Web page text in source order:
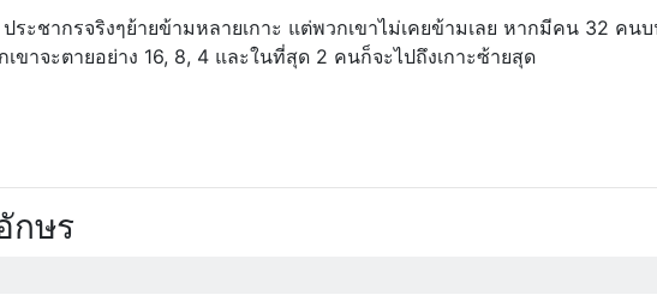
ระชากรจริงๆย้ายข้ามหลายเกาะ แต่พวกเขาไม่เคยข้ามเลย หากมีคน 32 คนบ
ขาจะตายอย่าง 16, 8, 4 และในที่สุด 2 คนก็จะไปถึงเกาะซ้ายสุด
กษร